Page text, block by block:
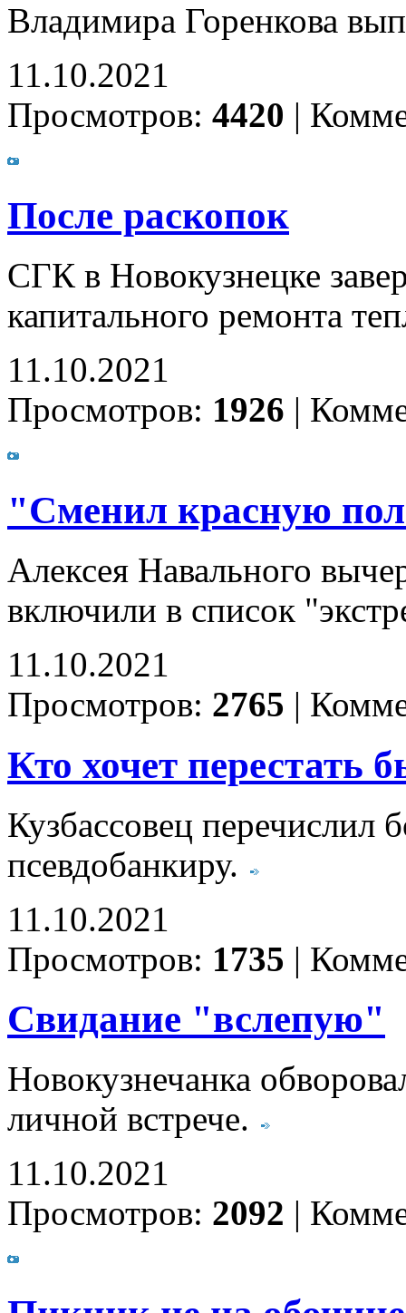
Владимира Горенкова
11.10.2021
Просмотров: 4420 |
После раскопок
СГК в Новокузнецке
капитального ремонта
11.10.2021
Просмотров: 1926 |
"Сменил красную
Алексея Навального
включили в список
11.10.2021
Просмотров: 2765 |
Кто хочет перестать
Кузбассовец перечислил
псевдобанкиру.
11.10.2021
Просмотров: 1735 |
Свидание "вслепую"
Новокузнечанка
личной встрече.
11.10.2021
Просмотров: 2092 |